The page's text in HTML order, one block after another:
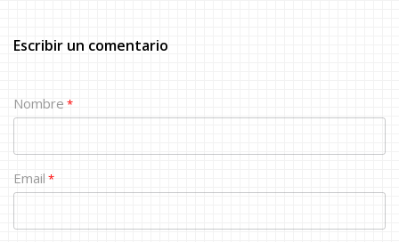
Escribir un comentario
Nombre *
Email *